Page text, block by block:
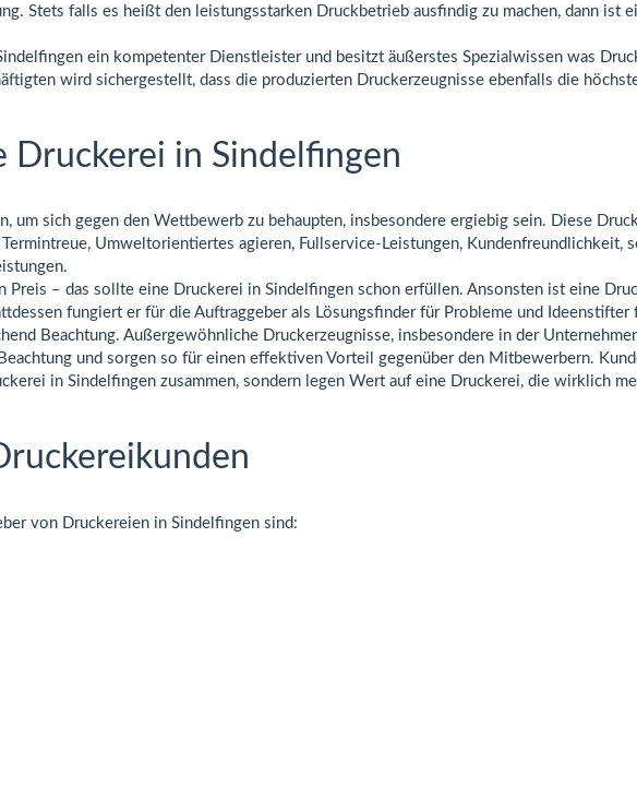
Stets falls es heißt den leistungsstarken Druckbetrieb ausfindig zu machen, dann ist
ein kompetenter Dienstleister und besitzt äußerstes Spezialwissen was
wird sichergestellt, dass die produzierten Druckerzeugnisse ebenfalls die
Druckerei in Sindelfingen
um sich gegen den Wettbewerb zu behaupten, insbesondere ergiebig sein. Diese
Umweltorientiertes agieren, Fullservice-Leistungen, Kundenfreundlichkeit,
Preis – das sollte eine Druckerei in Sindelfingen schon erfüllen. Ansonsten ist eine
fungiert er für die Auftraggeber als Lösungsfinder für Probleme und
Beachtung. Außergewöhnliche Druckerzeugnisse, insbesondere in der
und sorgen so für einen effektiven Vorteil gegenüber den Mitbewerbern.
in Sindelfingen zusammen, sondern legen Wert auf eine Druckerei, die wirklich
von Druckereien in Sindelfingen sind: